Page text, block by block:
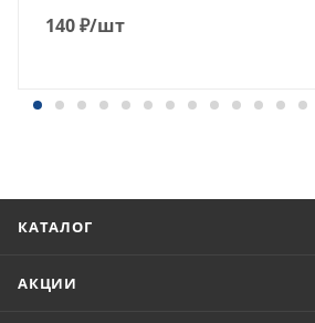
140₽/шт
КАТАЛОГ
АКЦИИ